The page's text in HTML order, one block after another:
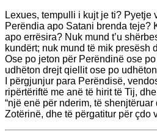
Lexues, tempulli i kujt je ti? Pyetje
Perëndia apo Satani brenda teje?
apo errësira? Nuk mund t’u
kundërt; nuk mund të mik presësh
Ose po jeton për Perëndinë ose
udhëton drejt qiellit ose po
I përgjunjur para Perëndisë,
ripërtëriftë me anë të hirit të Tij,
“një enë për nderim, të
Zotërinë, dhe të përgatitur për çdo